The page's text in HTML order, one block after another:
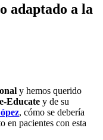
adaptado a la
y hemos querido
Educate y de su
, cómo se debería
en pacientes con esta